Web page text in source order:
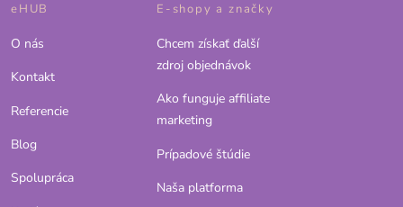
eHUB
O nás
Kontakt
Referencie
Blog
Spolupráca
E-shopy a značky
Chcem získať ďalší
zdroj objednávok
Ako funguje affiliate
marketing
Prípadové štúdie
Naša platforma